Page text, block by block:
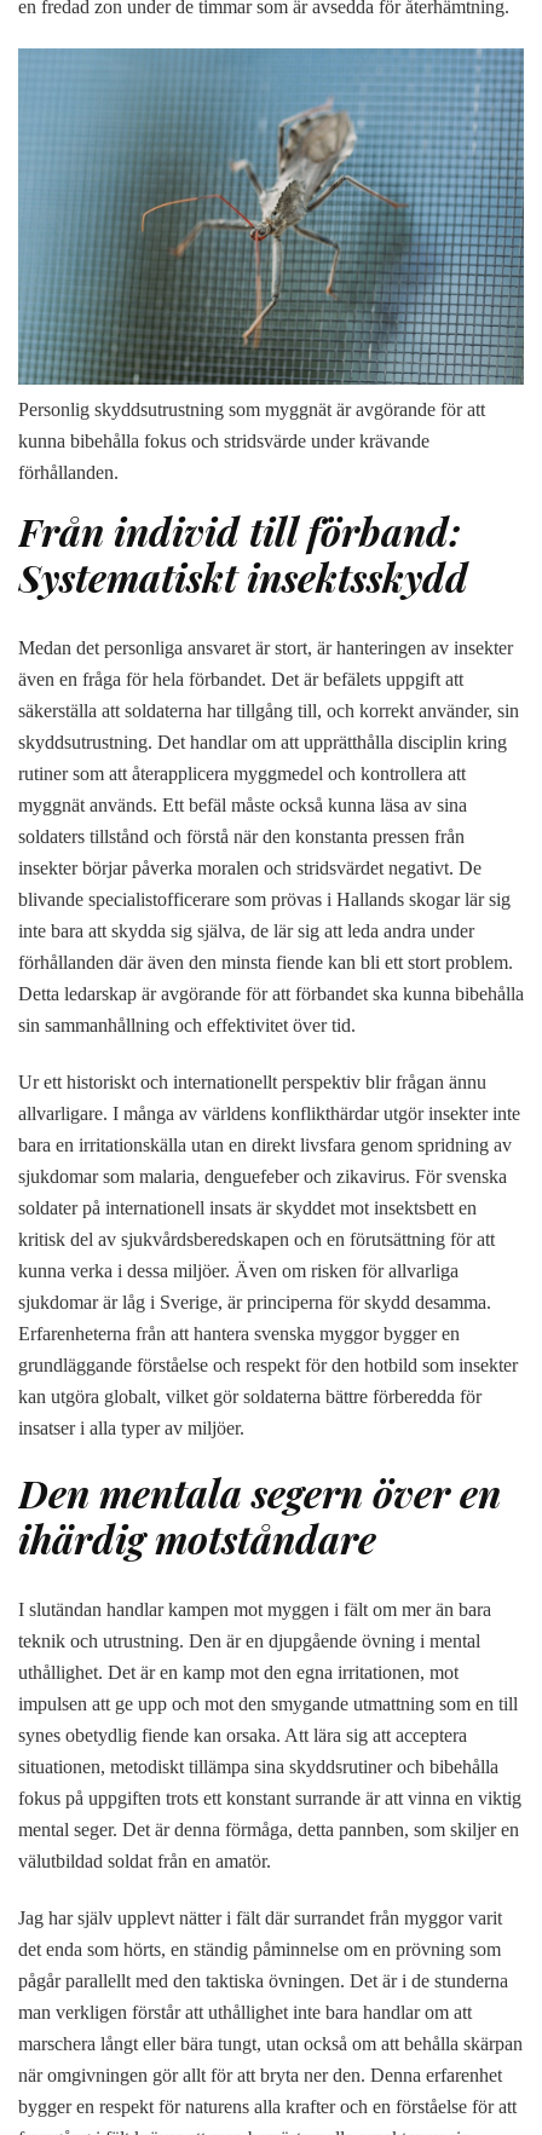
en fredad zon under de timmar som är avsedda för återhämtning.
Personlig skyddsutrustning som myggnät är avgörande för att
kunna bibehålla fokus och stridsvärde under krävande
förhållanden.
Från individ till förband:
Systematiskt insektsskydd
Medan det personliga ansvaret är stort, är hanteringen av insekter
även en fråga för hela förbandet. Det är befälets uppgift att
säkerställa att soldaterna har tillgång till, och korrekt använder, sin
skyddsutrustning. Det handlar om att upprätthålla disciplin kring
rutiner som att återapplicera myggmedel och kontrollera att
myggnät används. Ett befäl måste också kunna läsa av sina
soldaters tillstånd och förstå när den konstanta pressen från
insekter börjar påverka moralen och stridsvärdet negativt. De
blivande specialistofficerare som prövas i Hallands skogar lär sig
inte bara att skydda sig själva, de lär sig att leda andra under
förhållanden där även den minsta fiende kan bli ett stort problem.
Detta ledarskap är avgörande för att förbandet ska kunna bibehålla
sin sammanhållning och effektivitet över tid.
Ur ett historiskt och internationellt perspektiv blir frågan ännu
allvarligare. I många av världens konflikthärdar utgör insekter inte
bara en irritationskälla utan en direkt livsfara genom spridning av
sjukdomar som malaria, denguefeber och zikavirus. För svenska
soldater på internationell insats är skyddet mot insektsbett en
kritisk del av sjukvårdsberedskapen och en förutsättning för att
kunna verka i dessa miljöer. Även om risken för allvarliga
sjukdomar är låg i Sverige, är principerna för skydd desamma.
Erfarenheterna från att hantera svenska myggor bygger en
grundläggande förståelse och respekt för den hotbild som insekter
kan utgöra globalt, vilket gör soldaterna bättre förberedda för
insatser i alla typer av miljöer.
Den mentala segern över en
ihärdig motståndare
I slutändan handlar kampen mot myggen i fält om mer än bara
teknik och utrustning. Den är en djupgående övning i mental
uthållighet. Det är en kamp mot den egna irritationen, mot
impulsen att ge upp och mot den smygande utmattning som en till
synes obetydlig fiende kan orsaka. Att lära sig att acceptera
situationen, metodiskt tillämpa sina skyddsrutiner och bibehålla
fokus på uppgiften trots ett konstant surrande är att vinna en viktig
mental seger. Det är denna förmåga, detta pannben, som skiljer en
välutbildad soldat från en amatör.
Jag har själv upplevt nätter i fält där surrandet från myggor varit
det enda som hörts, en ständig påminnelse om en prövning som
pågår parallellt med den taktiska övningen. Det är i de stunderna
man verkligen förstår att uthållighet inte bara handlar om att
marschera långt eller bära tungt, utan också om att behålla skärpan
när omgivningen gör allt för att bryta ner den. Denna erfarenhet
bygger en respekt för naturens alla krafter och en förståelse för att